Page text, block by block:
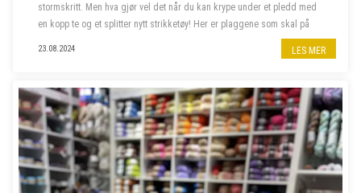
stormskritt. Men hva gjør vel det når du kan krype under et pledd med
en kopp te og et splitter nytt strikketøy! Her er plaggene som skal på
23.08.2024 LES MER